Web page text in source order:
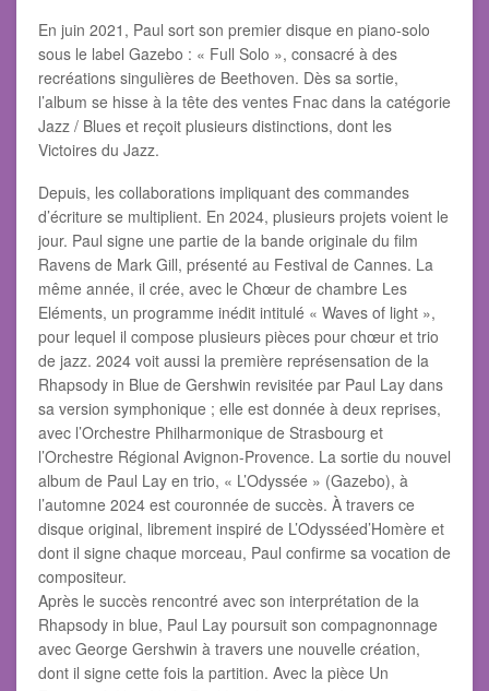
En juin 2021, Paul sort son premier disque en piano-solo
sous le label Gazebo : « Full Solo », consacré à des
recréations singulières de Beethoven. Dès sa sortie,
l’album se hisse à la tête des ventes Fnac dans la catégorie
Jazz / Blues et reçoit plusieurs distinctions, dont les
Victoires du Jazz.
Depuis, les collaborations impliquant des commandes
d’écriture se multiplient. En 2024, plusieurs projets voient le
jour. Paul signe une partie de la bande originale du film
Ravens de Mark Gill, présenté au Festival de Cannes. La
même année, il crée, avec le Chœur de chambre Les
Eléments, un programme inédit intitulé « Waves of light »,
pour lequel il compose plusieurs pièces pour chœur et trio
de jazz. 2024 voit aussi la première représensation de la
Rhapsody in Blue de Gershwin revisitée par Paul Lay dans
sa version symphonique ; elle est donnée à deux reprises,
avec l’Orchestre Philharmonique de Strasbourg et
l’Orchestre Régional Avignon-Provence. La sortie du nouvel
album de Paul Lay en trio, « L’Odyssée » (Gazebo), à
l’automne 2024 est couronnée de succès. À travers ce
disque original, librement inspiré de L’Odysséed’Homère et
dont il signe chaque morceau, Paul confirme sa vocation de
compositeur.
Après le succès rencontré avec son interprétation de la
Rhapsody in blue, Paul Lay poursuit son compagnonnage
avec George Gershwin à travers une nouvelle création,
dont il signe cette fois la partition. Avec la pièce Un